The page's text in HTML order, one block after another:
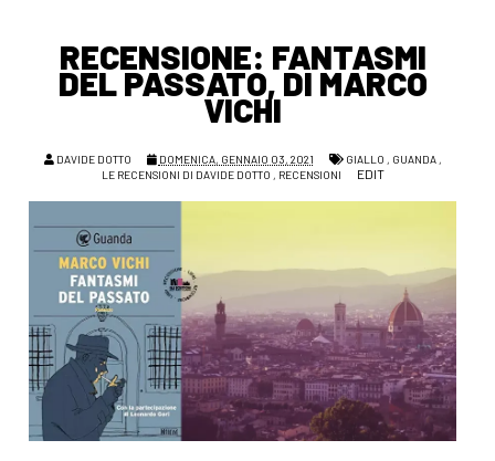
RECENSIONE: FANTASMI
DEL PASSATO, DI MARCO
VICHI
DAVIDE DOTTO DOMENICA, GENNAIO 03, 2021 GIALLO , GUANDA,
LE RECENSIONI DI DAVIDE DOTTO , RECENSIONI EDIT